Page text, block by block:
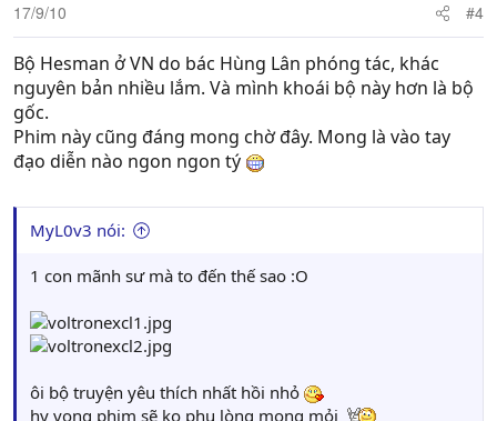
17/9/10 #4
Bộ Hesman ở VN do bác Hùng Lân phóng tác, khác
nguyên bản nhiều lắm. Và mình khoái bộ này hơn là bộ
gốc.
Phim này cũng đáng mong chờ đây. Mong là vào tay
đạo diễn nào ngon ngon tý
MyL0v3 nói:
1 con mãnh sư mà to đến thế sao :O
ôi bộ truyện yêu thích nhất hồi nhỏ
hy vọng phim sẽ ko phụ lòng mong mỏi